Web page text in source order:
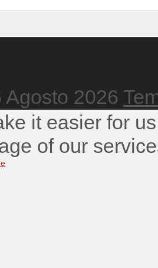
2026
it easier for
of our